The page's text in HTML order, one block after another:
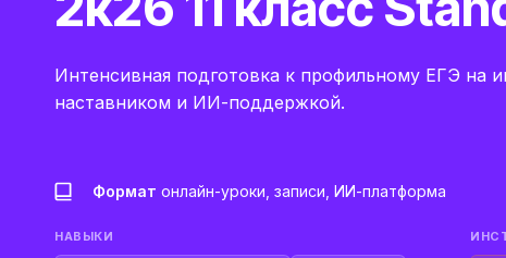
Интенсивная подготовка к профильному ЕГЭ на
наставником и ИИ-поддержкой.
Формат онлайн-уроки, записи, ИИ-платформа
НАВЫКИ